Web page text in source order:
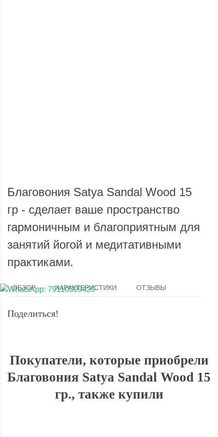
Благовония Satya Sandal Wood 15
гр - сделает ваше пространство
гармоничным и благоприятным для
занятий йогой и медитативными
практиками.
ОБЗОР ХАРАКТЕРИСТИКИ ОТЗЫВЫ
Поделиться!
Покупатели, которые приобрели
Благовония Satya Sandal Wood 15
гр., также купили